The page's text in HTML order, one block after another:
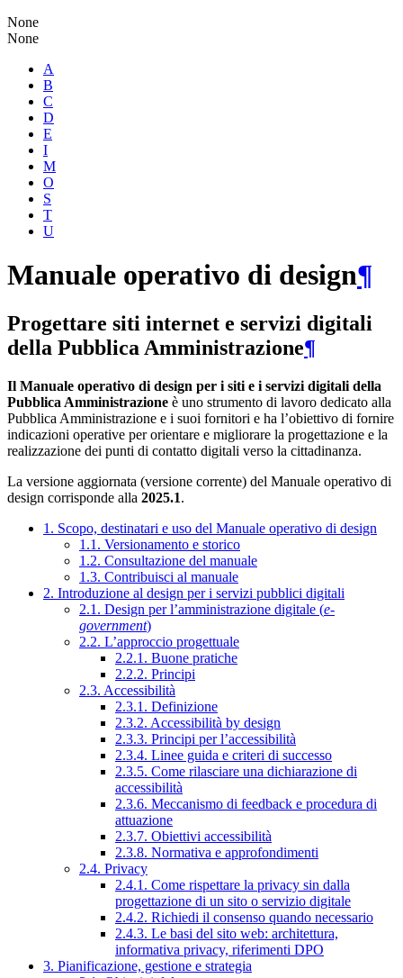
None
None
A
B
C
D
E
I
M
O
S
T
U
Manuale operativo di design¶
Progettare siti internet e servizi digitali
della Pubblica Amministrazione¶
Il Manuale operativo di design per i siti e i servizi digitali della
Pubblica Amministrazione è uno strumento di lavoro dedicato alla
Pubblica Amministrazione e i suoi fornitori e ha l’obiettivo di fornire
indicazioni operative per orientare e migliorare la progettazione e la
realizzazione dei punti di contatto digitali verso la cittadinanza.
La versione aggiornata (versione corrente) del Manuale operativo di
design corrisponde alla 2025.1.
1. Scopo, destinatari e uso del Manuale operativo di design
1.1. Versionamento e storico
1.2. Consultazione del manuale
1.3. Contribuisci al manuale
2. Introduzione al design per i servizi pubblici digitali
2.1. Design per l’amministrazione digitale (e-
government)
2.2. L’approccio progettuale
2.2.1. Buone pratiche
2.2.2. Principi
2.3. Accessibilità
2.3.1. Definizione
2.3.2. Accessibilità by design
2.3.3. Principi per l’accessibilità
2.3.4. Linee guida e criteri di successo
2.3.5. Come rilasciare una dichiarazione di
accessibilità
2.3.6. Meccanismo di feedback e procedura di
attuazione
2.3.7. Obiettivi accessibilità
2.3.8. Normativa e approfondimenti
2.4. Privacy
2.4.1. Come rispettare la privacy sin dalla
progettazione di un sito o servizio digitale
2.4.2. Richiedi il consenso quando necessario
2.4.3. Le basi del sito web: architettura,
informativa privacy, riferimenti DPO
3. Pianificazione, gestione e strategia